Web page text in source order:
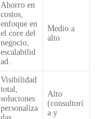
Ahorro en
costos,
enfoque en
el core del
negocio,
escalabilid
ad.
Medio a
alto
Visibilidad
total,
soluciones
personaliza
Alto
(consultorí
a y